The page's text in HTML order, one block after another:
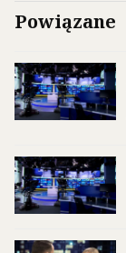
Powiązane